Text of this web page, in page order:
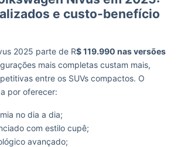
e custo-benefício
2025 parte de R$ 119.990 nas versões
mais completas custam mais,
entre os SUVs compactos. O
por oferecer:
no dia a dia;
com estilo cupê;
avançado;